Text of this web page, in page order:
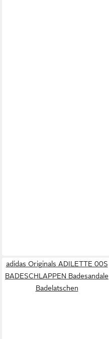
adidas Originals ADILETTE 00S
BADESCHLAPPEN Badesandale
Badelatschen